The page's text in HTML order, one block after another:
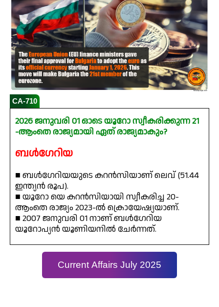
CA-710
2026 ജനുവരി 01 ഓടെ യൂറോ സ്വീകരിക്കുന്ന 21
-ആംതെ രാജ്യമായി ഏത് രാജ്യമാകും?
ബൾഗേറിയ
■ ബൾഗേറിയയുടെ കറൻസിയാണ് ലെവ് (51.44
ഇന്ത്യൻ രൂപ).
■ യൂറോ യെ കറൻസിയായി സ്വീകരിച്ച 20-
ആംതെ രാജ്യം 2023-ൽ ക്രൊയേഷ്യയാണ്.
■ 2007 ജനുവരി 01 നാണ് ബൾഗേറിയ
യൂറോപ്യൻ യൂണിയനിൽ ചേർന്നത്.
Current Affairs July 2025